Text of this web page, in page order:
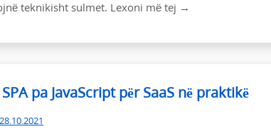
teknikisht sulmet. Lexoni më tej →
pa JavaScript për SaaS në praktikë
28.10.2021